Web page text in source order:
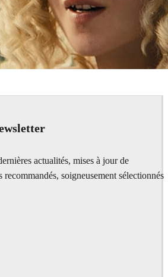
actualités, mises à jour de
recommandés, soigneusement sélectionnés